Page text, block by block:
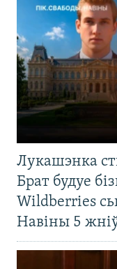
Лукашэнка
Брат будуе
Wildberries
Навіны 5